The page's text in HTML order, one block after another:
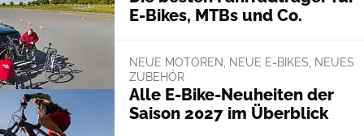
E-Bikes, MTBs und Co.
NEUE MOTOREN, NEUE E-BIKES, NEUES
ZUBEHÖR
Alle E-Bike-Neuheiten der
Saison 2027 im Überblick